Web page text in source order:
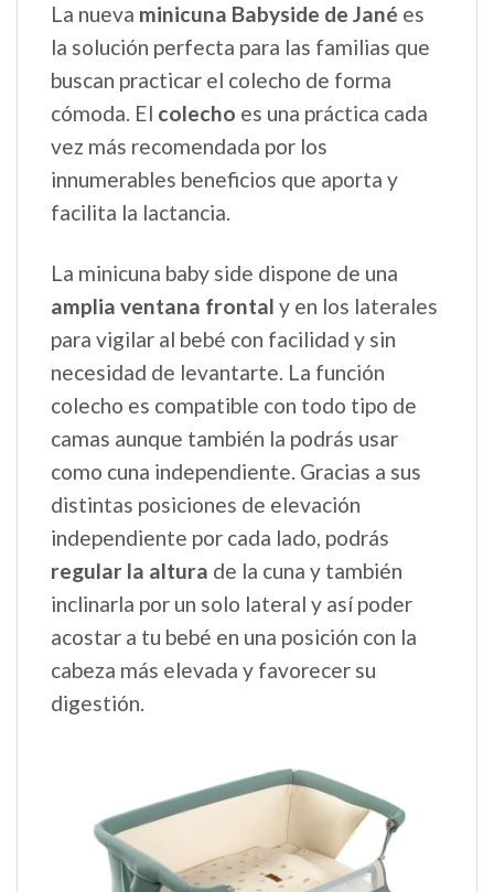
La nueva minicuna Babyside de Jané es
la solución perfecta para las familias que
buscan practicar el colecho de forma
cómoda. El colecho es una práctica cada
vez más recomendada por los
innumerables beneficios que aporta y
facilita la lactancia.
La minicuna baby side dispone de una
amplia ventana frontal y en los laterales
para vigilar al bebé con facilidad y sin
necesidad de levantarte. La función
colecho es compatible con todo tipo de
camas aunque también la podrás usar
como cuna independiente. Gracias a sus
distintas posiciones de elevación
independiente por cada lado, podrás
regular la altura de la cuna y también
inclinarla por un solo lateral y así poder
acostar a tu bebé en una posición con la
cabeza más elevada y favorecer su
digestión.